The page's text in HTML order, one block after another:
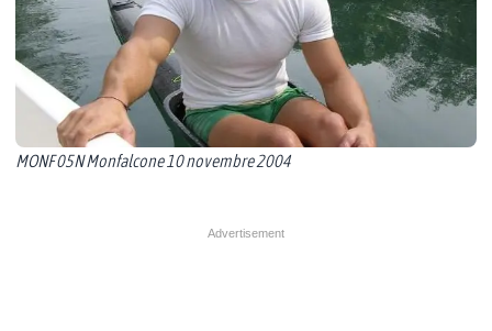
MONF 05N Monfalcone 10 novembre 2004